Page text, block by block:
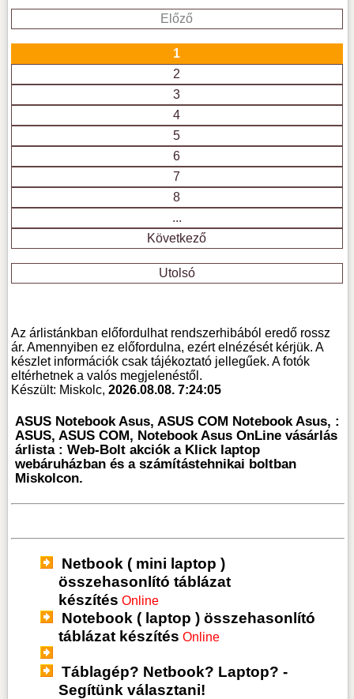
Előző
1
2
3
4
5
6
7
8
...
Következő
Utolsó
Az árlistánkban előfordulhat rendszerhibából eredő rossz
ár. Amennyiben ez előfordulna, ezért elnézését kérjük. A
készlet információk csak tájékoztató jellegűek. A fotók
eltérhetnek a valós megjelenéstől.
Készült: Miskolc,2026.08.08. 7:24:05
ASUS Notebook Asus, ASUS COM Notebook Asus, :
ASUS, ASUS COM, Notebook Asus OnLine vásárlás
árlista : Web-Bolt akciók a Klick laptop
webáruházban és a számítástehnikai boltban
Miskolcon.
Netbook ( mini laptop )
összehasonlító táblázat
készítés Online
Notebook ( laptop ) összehasonlító
táblázat készítés Online
Táblagép? Netbook? Laptop? -
Segítünk választani!